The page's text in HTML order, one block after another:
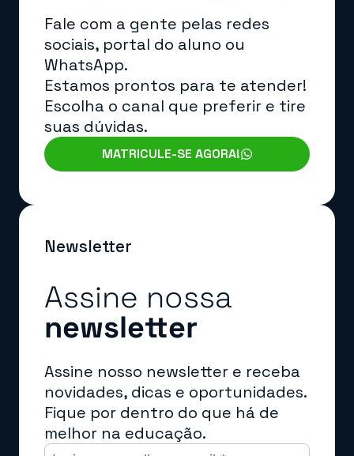
Fale com a gente pelas redes
sociais, portal do aluno ou
WhatsApp.
Estamos prontos para te atender!
Escolha o canal que preferir e tire
suas dúvidas.
MATRICULE-SE AGORA!
Newsletter
Assine nossa
newsletter
Assine nosso newsletter e receba
novidades, dicas e oportunidades.
Fique por dentro do que há de
melhor na educação.